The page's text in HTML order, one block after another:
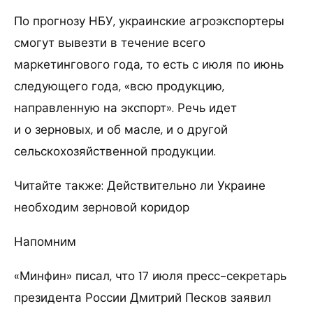
По прогнозу НБУ, украинские агроэкспортеры
смогут вывезти в течение всего
маркетингового года, то есть с июля по июнь
следующего года, «всю продукцию,
направленную на экспорт». Речь идет
и о зерновых, и об масле, и о другой
сельскохозяйственной продукции.
Читайте также: Действительно ли Украине
необходим зерновой коридор
Напомним
«Минфин» писал, что 17 июля пресс-секретарь
президента России Дмитрий Песков заявил